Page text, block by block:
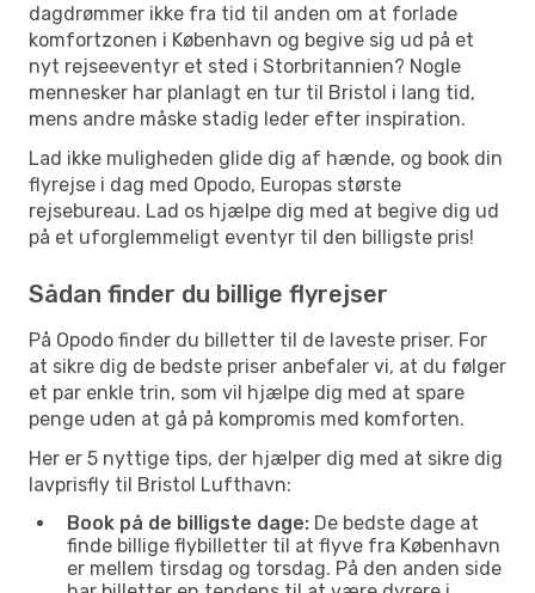
dagdrømmer ikke fra tid til anden om at forlade
komfortzonen i København og begive sig ud på et
nyt rejseeventyr et sted i Storbritannien? Nogle
mennesker har planlagt en tur til Bristol i lang tid,
mens andre måske stadig leder efter inspiration.
Lad ikke muligheden glide dig af hænde, og book din
flyrejse i dag med Opodo, Europas største
rejsebureau. Lad os hjælpe dig med at begive dig ud
på et uforglemmeligt eventyr til den billigste pris!
Sådan finder du billige flyrejser
På Opodo finder du billetter til de laveste priser. For
at sikre dig de bedste priser anbefaler vi, at du følger
et par enkle trin, som vil hjælpe dig med at spare
penge uden at gå på kompromis med komforten.
Her er 5 nyttige tips, der hjælper dig med at sikre dig
lavprisfly til Bristol Lufthavn:
Book på de billigste dage: De bedste dage at
finde billige flybilletter til at flyve fra København
er mellem tirsdag og torsdag. På den anden side